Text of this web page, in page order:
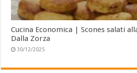
Cucina Economica | Scones salati
Dalla Zorza
30/12/2025